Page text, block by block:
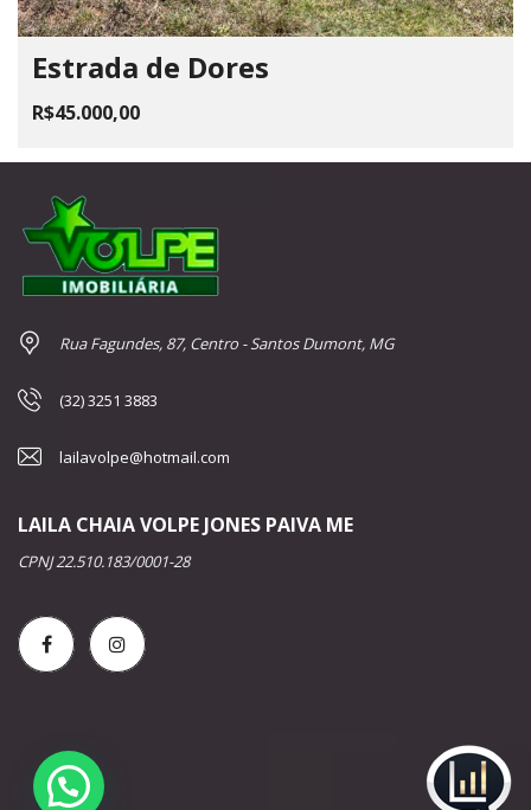
Estrada de Dores
R$45.000,00
Rua Fagundes, 87, Centro - Santos Dumont, MG
(32) 3251 3883
lailavolpe@hotmail.com
LAILA CHAIA VOLPE JONES PAIVA ME
CPNJ 22.510.183/0001-28